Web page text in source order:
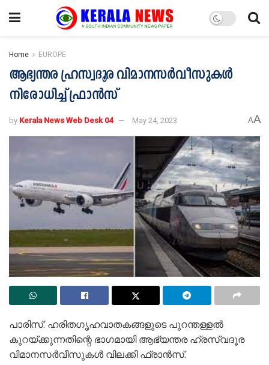
Home EUROPE
ആഭ്യന്തര ഹ്രസ്വദൂര വിമാനസര്‍വീസുകള്‍
നിരോധിച്ച്‌ ഫ്രാന്‍സ്
by Kerala News Web Desk 04 May 24, 2023 AA
പാരിസ്: ഹരിതഗൃഹവാതകങ്ങളുടെ പുറന്തള്ളല്‍
കുറയ്ക്കുന്നതിന്റെ ഭാഗമായി ആഭ്യന്തര ഹ്രസ്വദൂര
വിമാനസര്‍വീസുകള്‍ വിലക്കി ഫ്രാൻസ്.